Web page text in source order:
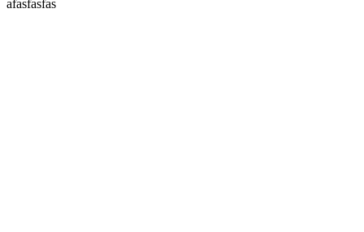
afasfasfas